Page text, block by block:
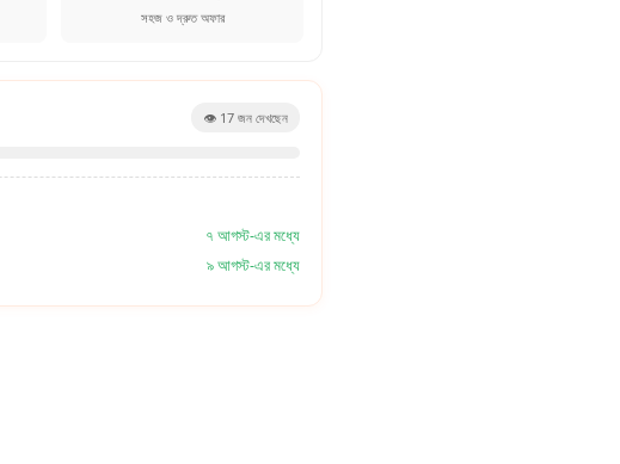
সহজ ও দ্রুত অফার
👁️ 17 জন দেখছেন
৭ আগস্ট-এর মধ্যে
৯ আগস্ট-এর মধ্যে